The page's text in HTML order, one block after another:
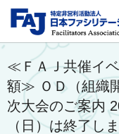
≪ＦＡＪ共催イ
額≫ ＯＤ（組織
次大会のご案内
（日）は終了し